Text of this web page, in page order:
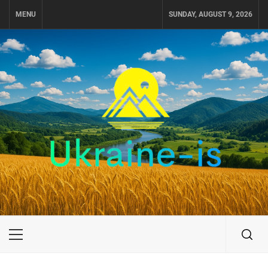
MENU SUNDAY, AUGUST 9, 2026
UKRAINE-IS
ПУТЕШЕСТВИЕ ПО УКРАИНЕ
Primary